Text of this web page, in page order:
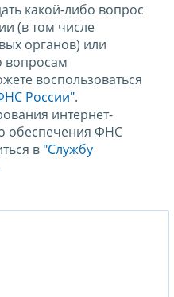
какой-либо вопрос
(в том числе
органов) или
вопросам
воспользоваться
России".
интернет-
обеспечения ФНС
в "Службу